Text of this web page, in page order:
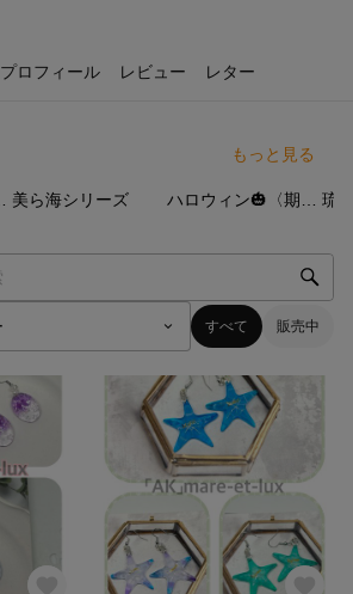
プロフィール レビュー レター
もっと見る
美ら海シリーズ
すべて 販売中